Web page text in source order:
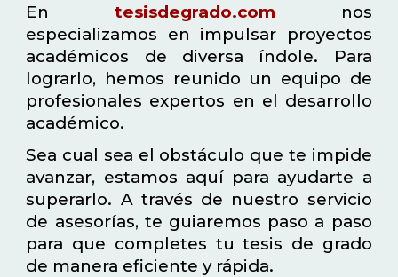
En tesisdegrado.com nos
especializamos en impulsar proyectos
académicos de diversa índole. Para
lograrlo, hemos reunido un equipo de
profesionales expertos en el desarrollo
académico.
Sea cual sea el obstáculo que te impide
avanzar, estamos aquí para ayudarte a
superarlo. A través de nuestro servicio
de asesorías, te guiaremos paso a paso
para que completes tu tesis de grado
de manera eficiente y rápida.